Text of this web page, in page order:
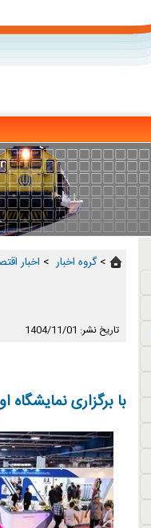
>گروه اخبار ‏ > اخبار
تاریخ نشر: 1404/11/01
با برگزاری نمایشگاه